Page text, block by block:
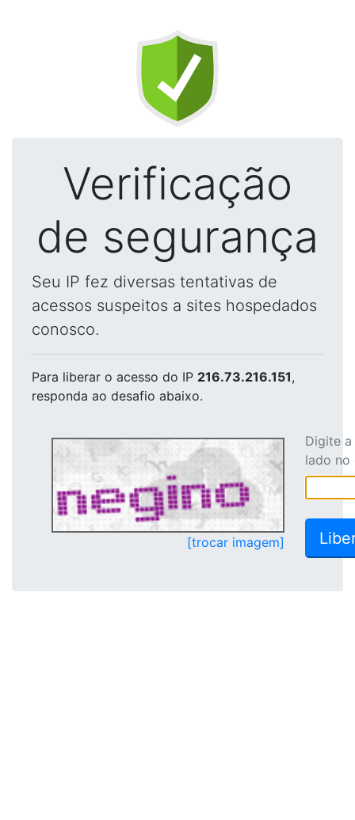
Verificação
de segurança
Seu IP fez diversas tentativas de
acessos suspeitos a sites hospedados
conosco.
Para liberar o acesso do IP 216.73.216.151,
responda ao desafio abaixo.
[trocar imagem]
Digite
lado no